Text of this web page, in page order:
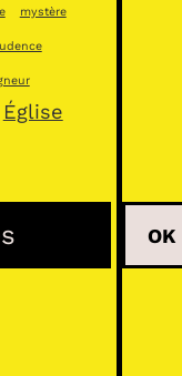
mystère
Église
OK